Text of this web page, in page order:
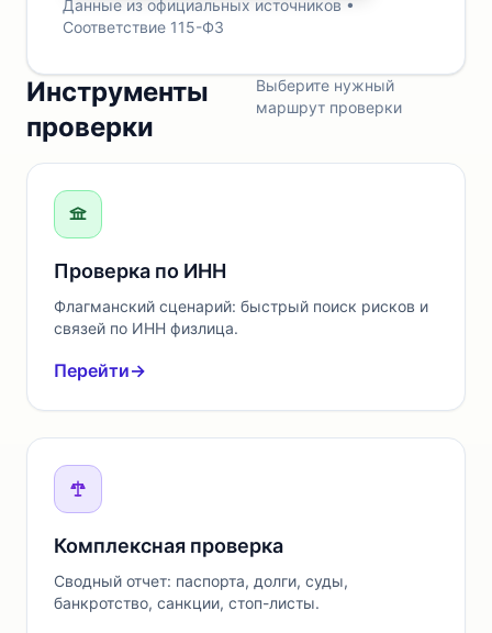
Данные из официальных источников •
Соответствие 115-ФЗ
Инструменты
проверки
Выберите нужный
маршрут проверки
Проверка по ИНН
Флагманский сценарий: быстрый поиск рисков и
связей по ИНН физлица.
Перейти→
Комплексная проверка
Сводный отчет: паспорта, долги, суды,
банкротство, санкции, стоп-листы.